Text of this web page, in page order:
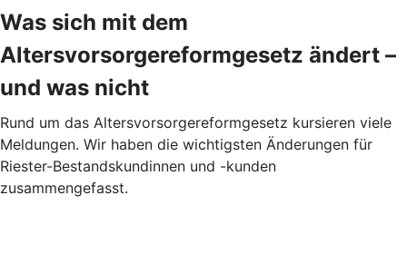
Was sich mit dem
Altersvorsorgereformgesetz ändert –
und was nicht
Rund um das Altersvorsorgereformgesetz kursieren viele
Meldungen. Wir haben die wichtigsten Änderungen für
Riester-Bestandskundinnen und -kunden
zusammengefasst.